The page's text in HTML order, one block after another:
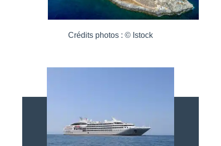
Crédits photos : © Istock